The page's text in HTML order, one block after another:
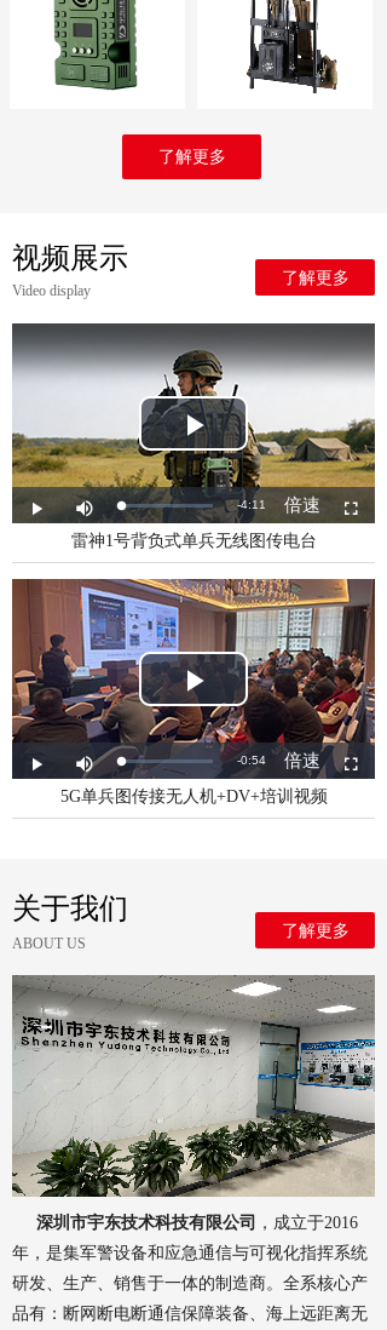
了解更多
雷神1号背负式单兵无线图传电台
5G单兵图传接无人机+DV+培训视频
了解更多
Video display
视频展示
了解更多
ABOUT US
关于我们
深圳市宇东技术科技有限公司
，成立于2016
年，是集军警设备和应急通信与可视化指挥系统
研发、生产、销售于一体的制造商。全系核心产
品有：断网断电断通信保障装备、海上远距离无